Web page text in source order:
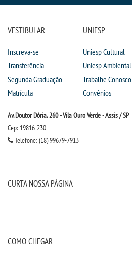
VESTIBULAR
Inscreva-se
Transferência
Segunda Graduação
Matrícula
UNIESP
Uniesp Cultural
Uniesp Ambiental
Trabalhe Conosco
Convênios
Av. Doutor Dória, 260 - Vila Ouro Verde - Assis / SP
Cep: 19816-230
Telefone: (18) 99679-7913
CURTA NOSSA PÁGINA
COMO CHEGAR